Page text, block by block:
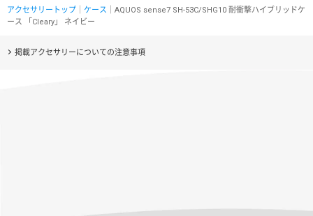
アクセサリートップ ケース ｜AQUOS sense7 SH-53C/SHG10 耐衝撃ハイブリッドケ
ース 「Cleary」 ネイビー
掲載アクセサリーについての注意事項